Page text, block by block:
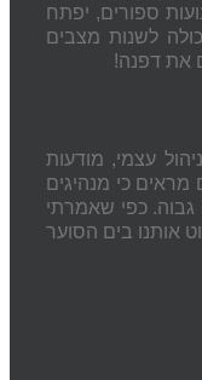
ספורים, יפתח
לשנות מצבים
את דפנה!
עצמי, מודעות
כי מנהיגים
גבוה. כפי שאמרתי
אותנו בים הסוער